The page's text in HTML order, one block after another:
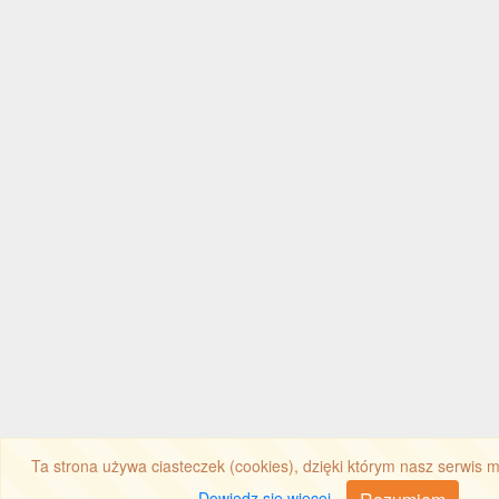
Ta strona używa ciasteczek (cookies), dzięki którym nasz serwis